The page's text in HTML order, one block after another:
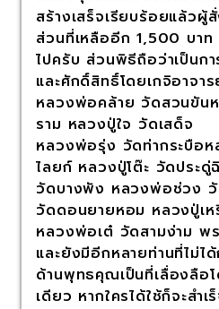
สร้างเสร็จเรียบร้อยแล้วผู้
ส่วนที่เหลืออีก 1,500 บาท
ไปครับ ส่วนพิธีถือว่าเป็นก
และศักดิ์สิทธิ์โดยเกจิอาจา
หลวงพ่อคล้าย วัดสวนขัน
ราม หลวงปู่ใจ วัดเสด็จ
หลวงพ่อรุ่ง วัดท่ากระบือ
ไลยก์ หลวงปู่โต๊ะ วัดประ
วัดบางพัง หลวงพ่อช่วง
วัดดอนยายหอม หลวงปู่เ
หลวงพ่อเต๋ วัดสามง่าม พ
และยังมีอีกหลายท่านที่ไม่ไ
ด้านพุทธคุณเป็นที่เลื่องลือ
เดียว หากใครได้ใช้ก็จะสำ